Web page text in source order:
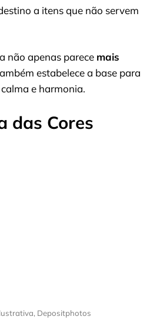
a itens que não servem
não apenas parece mais
estabelece a base para
e harmonia.
das Cores
Depositphotos